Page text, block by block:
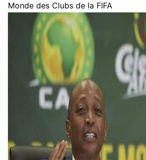
Monde des Clubs de la FIFA